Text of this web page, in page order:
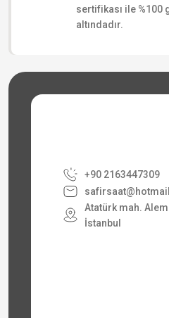
sertifikası ile %100
altındadır.
+90 2163447309
Atatürk mah.
İstanbul